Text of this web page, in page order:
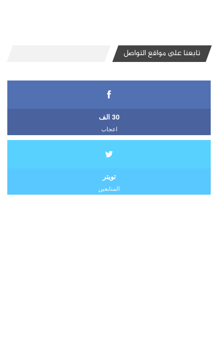
تابعنا على مواقع التواصل
30 الف
اعجاب
تويتر
المتابعين